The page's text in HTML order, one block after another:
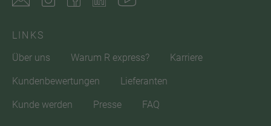
LINKS
Über uns
Warum R express? Karriere
Kundenbewertungen Lieferanten
Kunde werden Presse FAQ